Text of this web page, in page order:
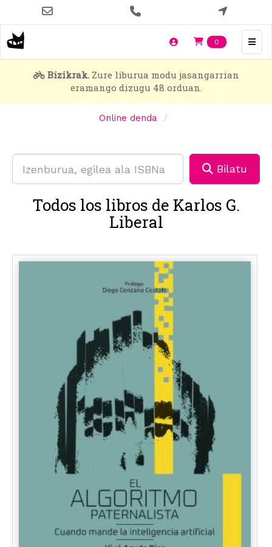
main
content
0 Items en
Bizikrak.Zure liburua modu jasangarrian
eramango dizugu 48 orduan.
Online denda
Bilatu
Todos los libros de Karlos G.
Liberal